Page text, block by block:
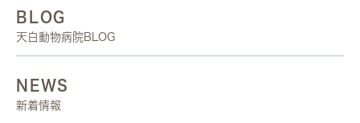
BLOG
天白動物病院BLOG
NEWS
新着情報